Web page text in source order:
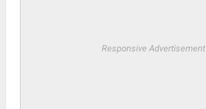
Responsive Advertisement